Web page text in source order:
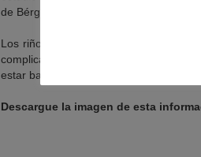
de Bérgamo.
Los riñones más longevos tienen
complicaciones quirúrgicas. Además,
estar bajo los efectos de la anestesia
Descargue la imagen de esta